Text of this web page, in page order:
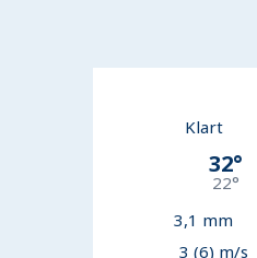
Klart
32°
22°
3,1 mm
3 (6) m/s